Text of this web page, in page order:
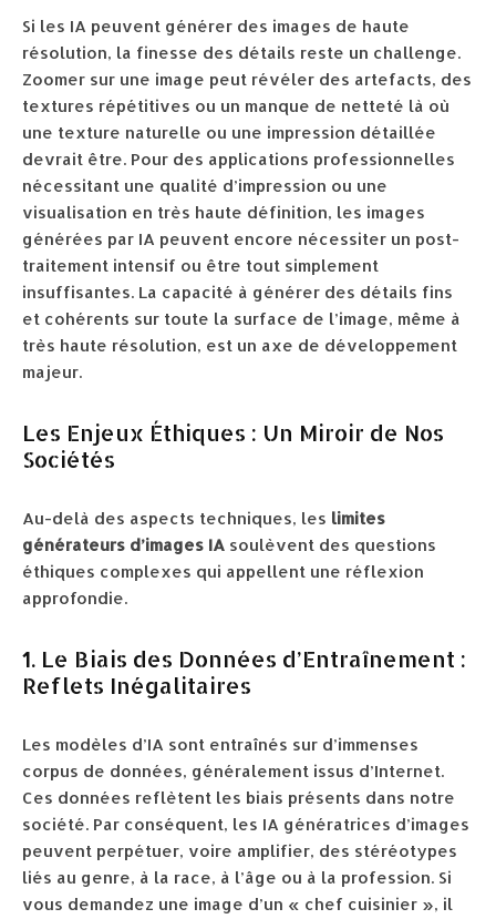
Si les IA peuvent générer des images de haute
résolution, la finesse des détails reste un challenge.
Zoomer sur une image peut révéler des artefacts, des
textures répétitives ou un manque de netteté là où
une texture naturelle ou une impression détaillée
devrait être. Pour des applications professionnelles
nécessitant une qualité d’impression ou une
visualisation en très haute définition, les images
générées par IA peuvent encore nécessiter un post-
traitement intensif ou être tout simplement
insuffisantes. La capacité à générer des détails fins
et cohérents sur toute la surface de l’image, même à
très haute résolution, est un axe de développement
majeur.
Les Enjeux Éthiques : Un Miroir de Nos
Sociétés
Au-delà des aspects techniques, les limites
générateurs d’images IA soulèvent des questions
éthiques complexes qui appellent une réflexion
approfondie.
1. Le Biais des Données d’Entraînement :
Reflets Inégalitaires
Les modèles d’IA sont entraînés sur d’immenses
corpus de données, généralement issus d’Internet.
Ces données reflètent les biais présents dans notre
société. Par conséquent, les IA génératrices d’images
peuvent perpétuer, voire amplifier, des stéréotypes
liés au genre, à la race, à l’âge ou à la profession. Si
vous demandez une image d’un « chef cuisinier », il